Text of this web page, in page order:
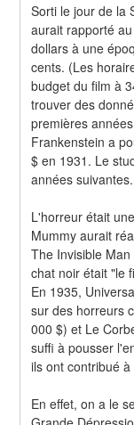
Sorti le jour de la
aurait rapporté
dollars à une
cents. (Les
budget du film à
trouver des
premières
Frankenstein a
$ en 1931. Le
années
L'horreur était
Mummy aurait
The Invisible
chat noir était "le
En 1935,
sur des horreurs
000 $) et Le
suffi à pousser
ils ont contribué
En effet, on a le